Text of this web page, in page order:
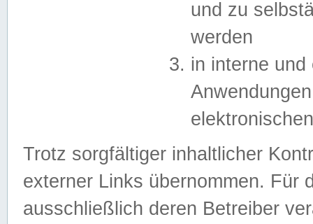
und zu
werden
in interne
Trotz sorgfältiger inhaltlicher
externer Links übernommen. Für
ausschließlich deren Betreiber